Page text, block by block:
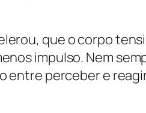
que o corpo
impulso. Nem
entre perceber e